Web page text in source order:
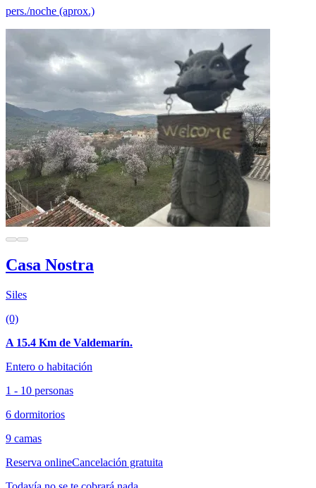
pers./noche (aprox.)
Casa Nostra
Siles
(0)
A 15.4 Km de Valdemarín.
Entero o habitación
1 - 10 personas
6 dormitorios
9 camas
Reserva onlineCancelación gratuita